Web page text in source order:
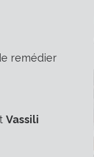
remédier
Vassili